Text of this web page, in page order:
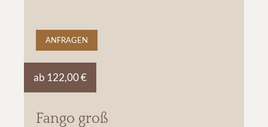
ANFRAGEN
Fango groß
ab 122,00 €